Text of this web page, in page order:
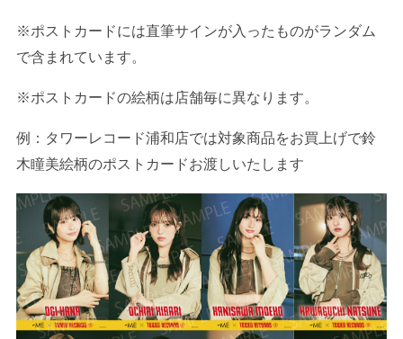
※ポストカードには直筆サインが入ったものがランダム
で含まれています。
※ポストカードの絵柄は店舗毎に異なります。
例：タワーレコード浦和店では対象商品をお買上げで鈴
木瞳美絵柄のポストカードお渡しいたします